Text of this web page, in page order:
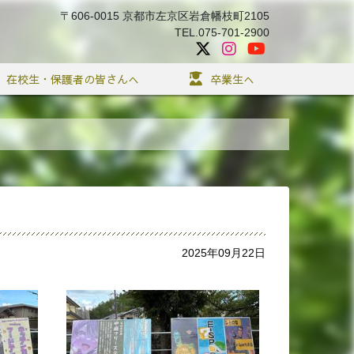
〒606-0015 京都市左京区岩倉幡枝町2105
TEL.075-701-2900
在校生・保護者の皆さんへ 卒業生へ
2025年09月22日